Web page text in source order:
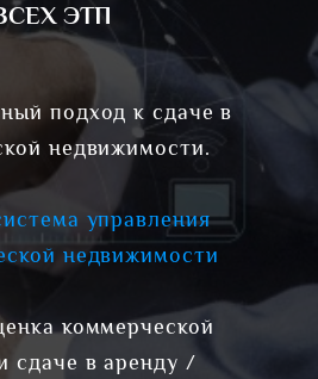
ЭТП
подход к сдаче в
недвижимости.
управления
недвижимости
коммерческой
сдаче в аренду /